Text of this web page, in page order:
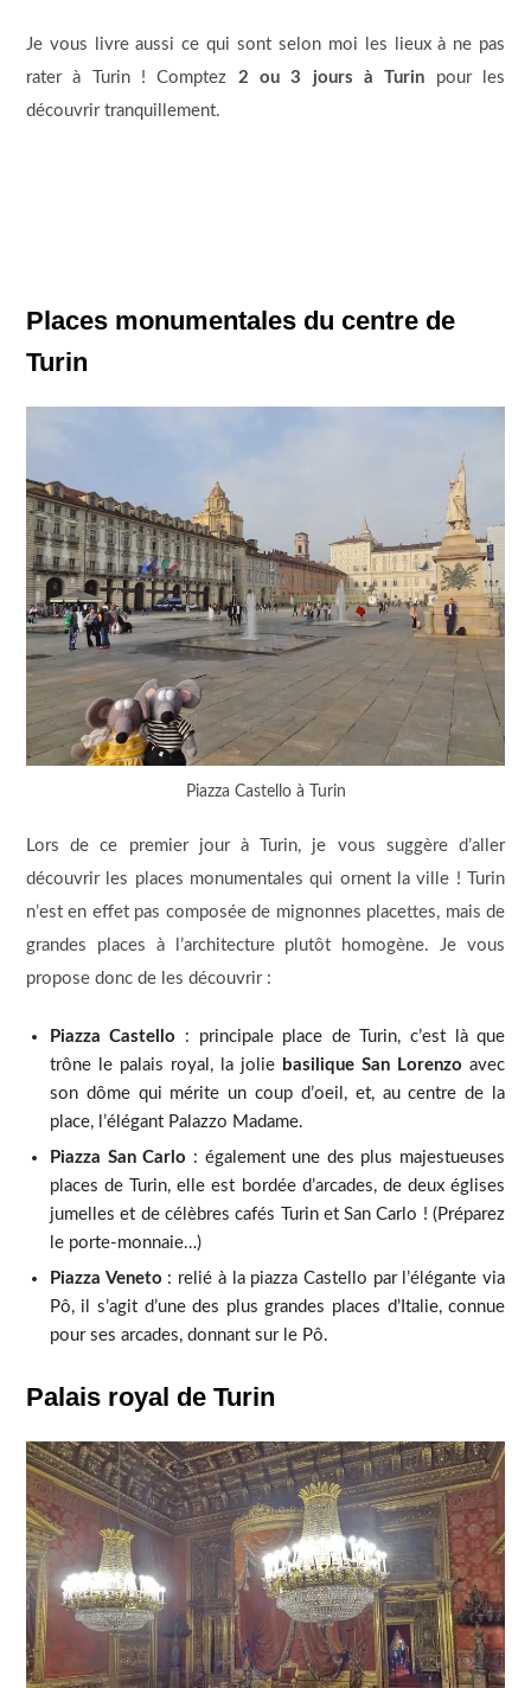
Je vous livre aussi ce qui sont selon moi les lieux à ne pas
rater à Turin ! Comptez 2 ou 3 jours à Turin pour les
découvrir tranquillement.
Places monumentales du centre de
Turin
Piazza Castello à Turin
Lors de ce premier jour à Turin, je vous suggère d’aller
découvrir les places monumentales qui ornent la ville ! Turin
n’est en effet pas composée de mignonnes placettes, mais de
grandes places à l’architecture plutôt homogène. Je vous
propose donc de les découvrir :
Piazza Castello : principale place de Turin, c’est là que
trône le palais royal, la jolie basilique San Lorenzo avec
son dôme qui mérite un coup d’oeil, et, au centre de la
place, l’élégant Palazzo Madame.
Piazza San Carlo : également une des plus majestueuses
places de Turin, elle est bordée d’arcades, de deux églises
jumelles et de célèbres cafés Turin et San Carlo ! (Préparez
le porte-monnaie…)
Piazza Veneto : relié à la piazza Castello par l’élégante via
Pô, il s’agit d’une des plus grandes places d’Italie, connue
pour ses arcades, donnant sur le Pô.
Palais royal de Turin